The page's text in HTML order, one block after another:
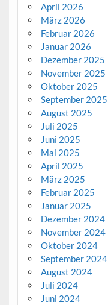
April 2026
März 2026
Februar 2026
Januar 2026
Dezember 2025
November 2025
Oktober 2025
September 2025
August 2025
Juli 2025
Juni 2025
Mai 2025
April 2025
März 2025
Februar 2025
Januar 2025
Dezember 2024
November 2024
Oktober 2024
September 2024
August 2024
Juli 2024
Juni 2024